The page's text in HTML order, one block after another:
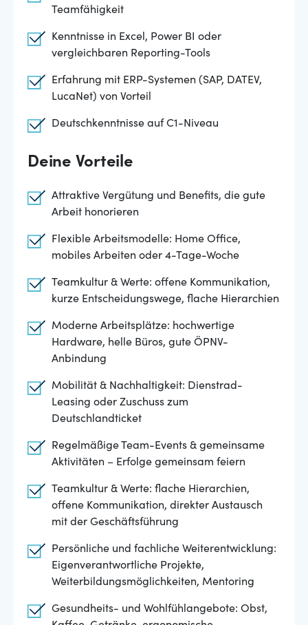
Teamfähigkeit
Kenntnisse in Excel, Power BI oder
vergleichbaren Reporting-Tools
Erfahrung mit ERP-Systemen (SAP, DATEV,
LucaNet) von Vorteil
Deutschkenntnisse auf C1-Niveau
Deine Vorteile
Attraktive Vergütung und Benefits, die gute
Arbeit honorieren
Flexible Arbeitsmodelle: Home Office,
mobiles Arbeiten oder 4-Tage-Woche
Teamkultur & Werte: offene Kommunikation,
kurze Entscheidungswege, flache Hierarchien
Moderne Arbeitsplätze: hochwertige
Hardware, helle Büros, gute ÖPNV-
Anbindung
Mobilität & Nachhaltigkeit: Dienstrad-
Leasing oder Zuschuss zum
Deutschlandticket
Regelmäßige Team-Events & gemeinsame
Aktivitäten – Erfolge gemeinsam feiern
Teamkultur & Werte: flache Hierarchien,
offene Kommunikation, direkter Austausch
mit der Geschäftsführung
Persönliche und fachliche Weiterentwicklung:
Eigenverantwortliche Projekte,
Weiterbildungsmöglichkeiten, Mentoring
Gesundheits- und Wohlfühlangebote: Obst,